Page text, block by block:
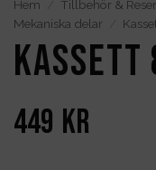
Hem Tillbehör &
Mekaniska delar
Kassett
449 kr